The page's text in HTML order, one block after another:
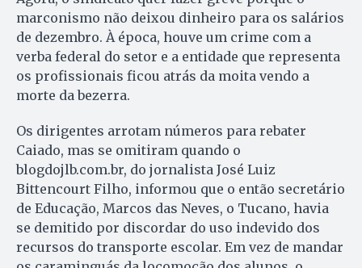
marconismo não deixou dinheiro para os salários
de dezembro. À época, houve um crime com a
verba federal do setor e a entidade que representa
os profissionais ficou atrás da moita vendo a
morte da bezerra.
Os dirigentes arrotam números para rebater
Caiado, mas se omitiram quando o
blogdojlb.com.br, do jornalista José Luiz
Bittencourt Filho, informou que o então secretário
de Educação, Marcos das Neves, o Tucano, havia
se demitido por discordar do uso indevido dos
recursos do transporte escolar. Em vez de mandar